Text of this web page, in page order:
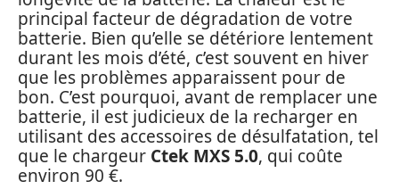
principal facteur de dégradation de votre
batterie. Bien qu’elle se détériore lentement
durant les mois d’été, c’est souvent en hiver
que les problèmes apparaissent pour de
bon. C’est pourquoi, avant de remplacer une
batterie, il est judicieux de la recharger en
utilisant des accessoires de désulfatation, tel
que le chargeur Ctek MXS 5.0, qui coûte
environ 90 €.